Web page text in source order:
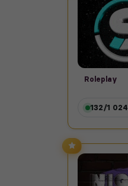
Roleplay
132/1 024